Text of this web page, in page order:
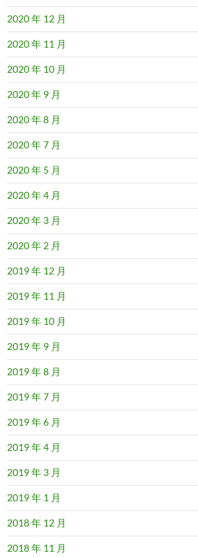
2020 年 12 月
2020 年 11 月
2020 年 10 月
2020 年 9 月
2020 年 8 月
2020 年 7 月
2020 年 5 月
2020 年 4 月
2020 年 3 月
2020 年 2 月
2019 年 12 月
2019 年 11 月
2019 年 10 月
2019 年 9 月
2019 年 8 月
2019 年 7 月
2019 年 6 月
2019 年 4 月
2019 年 3 月
2019 年 1 月
2018 年 12 月
2018 年 11 月